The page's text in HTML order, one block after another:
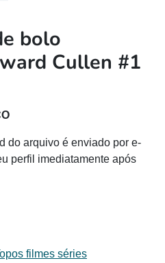
bolo
Cullen #1
do arquivo é enviado por e-
perfil imediatamente após
filmes séries